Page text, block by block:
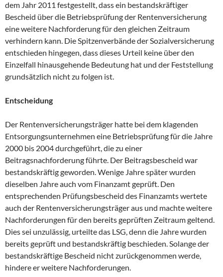
dem Jahr 2011 festgestellt, dass ein bestandskräftiger
Bescheid über die Betriebsprüfung der Rentenversicherung
eine weitere Nachforderung für den gleichen Zeitraum
verhindern kann. Die Spitzenverbände der Sozialversicherung
entschieden hingegen, dass dieses Urteil keine über den
Einzelfall hinausgehende Bedeutung hat und der Feststellung
grundsätzlich nicht zu folgen ist.
Entscheidung
Der Rentenversicherungsträger hatte bei dem klagenden
Entsorgungsunternehmen eine Betriebsprüfung für die Jahre
2000 bis 2004 durchgeführt, die zu einer
Beitragsnachforderung führte. Der Beitragsbescheid war
bestandskräftig geworden. Wenige Jahre später wurden
dieselben Jahre auch vom Finanzamt geprüft. Den
entsprechenden Prüfungsbescheid des Finanzamts wertete
auch der Rentenversicherungsträger aus und machte weitere
Nachforderungen für den bereits geprüften Zeitraum geltend.
Dies sei unzulässig, urteilte das LSG, denn die Jahre wurden
bereits geprüft und bestandskräftig beschieden. Solange der
bestandskräftige Bescheid nicht zurückgenommen werde,
hindere er weitere Nachforderungen.